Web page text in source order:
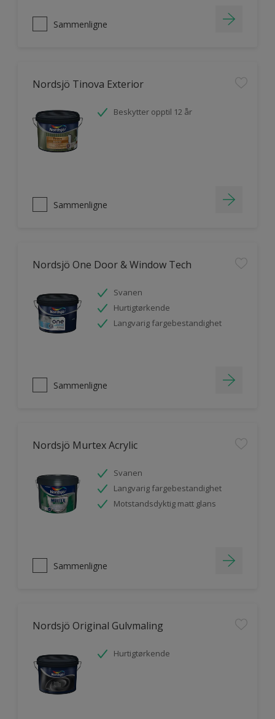
Sammenligne
Nordsjö Tinova Exterior
Beskytter opptil 12 år
Sammenligne
Nordsjö One Door & Window Tech
Svanen
Hurtigtørkende
Langvarig fargebestandighet
Sammenligne
Nordsjö Murtex Acrylic
Svanen
Langvarig fargebestandighet
Motstandsdyktig matt glans
Sammenligne
Nordsjö Original Gulvmaling
Hurtigtørkende